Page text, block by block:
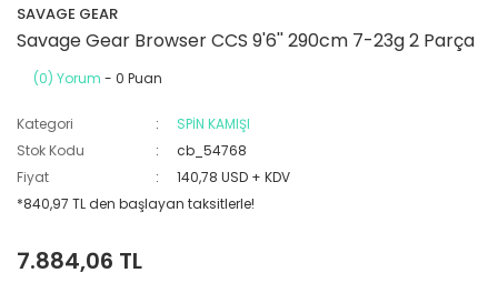
SAVAGE GEAR
Savage Gear Browser CCS 9'6'' 290cm 7-23g 2 Parça
(0) Yorum - 0 Puan
Kategori
SPİN KAMIŞI
Stok Kodu
cb_54768
Fiyat
140,78 USD + KDV
*840,97 TL den başlayan taksitlerle!
7.884,06 TL